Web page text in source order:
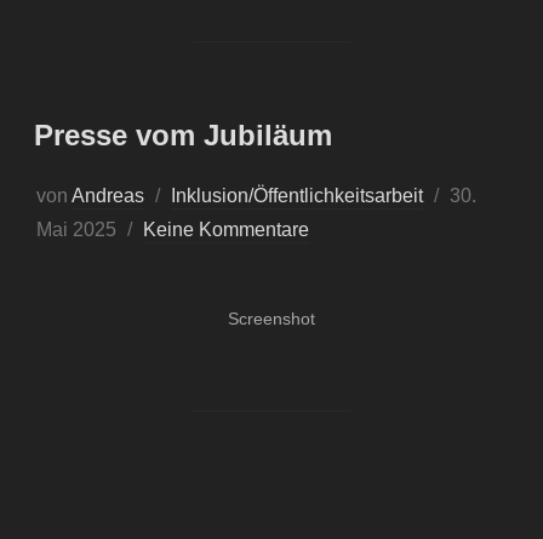
Presse vom Jubiläum
von Andreas Inklusion/Öffentlichkeitsarbeit
30.
Mai 2025
Keine Kommentare
Screenshot